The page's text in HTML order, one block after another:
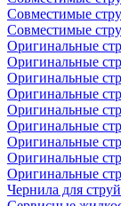
Совместимые
Совместимые
Оригинальные
Оригинальные
Оригинальные
Оригинальные
Оригинальные
Оригинальные
Оригинальные
Оригинальные
Оригинальные
Чернила для